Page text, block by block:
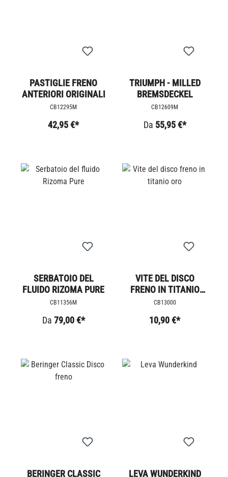
PASTIGLIE FRENO
ANTERIORI ORIGINALI
CB12295M
42,95 €*
TRIUMPH - MILLED
BREMSDECKEL
CB12609M
Da 55,95 €*
SERBATOIO DEL
FLUIDO RIZOMA PURE
CB11356M
Da 79,00 €*
VITE DEL DISCO
FRENO IN TITANIO
ORO
CB13000
10,90 €*
BERINGER CLASSIC
LEVA WUNDERKIND